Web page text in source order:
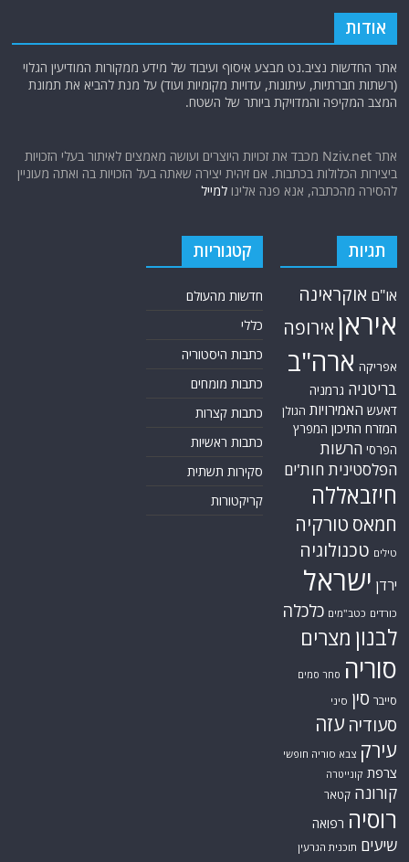
אודות
אתר החדשות נציב.נט מבצע איסוף ועיבוד של מידע ממקורות המודיעין הגלוי
(רשתות חברתיות, עיתונות, עדויות מקומיות ועוד) על מנת להביא את תמונת
המצב המקיפה והמדויקת ביותר של השטח.
אתר Nziv.net מכבד את זכויות היוצרים ועושה מאמצים לאיתור בעלי הזכויות
ביצירות הכלולות בכתבות. אם זיהית יצירה שאתה בעל הזכויות בה ואתה מעוניין
להסירה מהכתבה, אנא פנה אלינולמייל
תגיות
או"ם אוקראינה
איראן אירופה
אפריקה ארה"ב
בריטניה גרמניה
דאעש האמירויות הגולן
המזרח התיכון המפרץ
הפרסי הרשות
הפלסטינית חות'ים
חיזבאללה
חמאס טורקיה
טילים טכנולוגיה
ירדן ישראל
כורדים כטב"מים כלכלה
לבנון מצרים
סוריה סחר סמים
סייבר סין סיני
סעודיה עזה
עירק צבא סוריה חופשי
צרפת קונייטרה
קורונה קטאר
רוסיה רפואה
שיעים תוכנית הגרעין
קטגוריות
חדשות מהעולם
כללי
כתבות היסטוריה
כתבות מומחים
כתבות קצרות
כתבות ראשיות
סקירות תשתית
קריקטורות